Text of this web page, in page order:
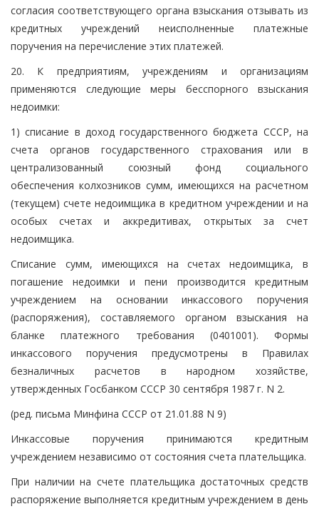
согласия соответствующего органа взыскания отзывать из
кредитных учреждений неисполненные платежные
поручения на перечисление этих платежей.
20. К предприятиям, учреждениям и организациям
применяются следующие меры бесспорного взыскания
недоимки:
1) списание в доход государственного бюджета СССР, на
счета органов государственного страхования или в
централизованный союзный фонд социального
обеспечения колхозников сумм, имеющихся на расчетном
(текущем) счете недоимщика в кредитном учреждении и на
особых счетах и аккредитивах, открытых за счет
недоимщика.
Списание сумм, имеющихся на счетах недоимщика, в
погашение недоимки и пени производится кредитным
учреждением на основании инкассового поручения
(распоряжения), составляемого органом взыскания на
бланке платежного требования (0401001). Формы
инкассового поручения предусмотрены в Правилах
безналичных расчетов в народном хозяйстве,
утвержденных Госбанком СССР 30 сентября 1987 г. N 2.
(ред. письма Минфина СССР от 21.01.88 N 9)
Инкассовые поручения принимаются кредитным
учреждением независимо от состояния счета плательщика.
При наличии на счете плательщика достаточных средств
распоряжение выполняется кредитным учреждением в день